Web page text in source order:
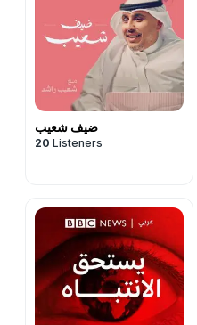
ضيف شعيب
20 Listeners